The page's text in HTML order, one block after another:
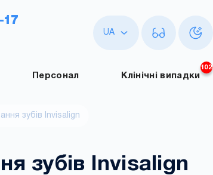
17
UA
Персонал Клінічні випадки
102
зубів Invisalign
зубів Invisalign